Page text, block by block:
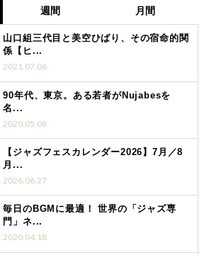
週間 月間
山口組三代目と美空ひばり、その宿命的関
係【ヒ...
2021.07.06
90年代、東京。ある若者がNujabesを
名...
2020.05.08
【ジャズフェスカレンダー2026】7月／8
月...
2026.06.27
毎日のBGMに最適！ 世界の「ジャズ専
門」ネ...
2020.04.18